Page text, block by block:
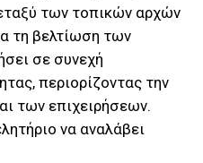
των τοπικών αρχών
τη βελτίωση των
σε συνεχή
περιορίζοντας την
των επιχειρήσεων.
να αναλάβει